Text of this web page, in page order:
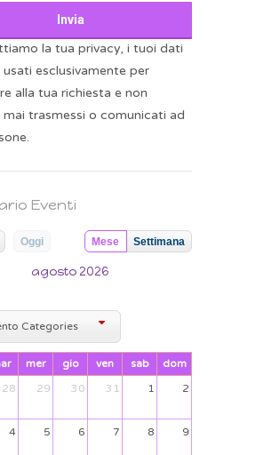
la tua privacy, i tuoi dati
usati esclusivamente per
alla tua richiesta e non
mai trasmessi o comunicati ad
Eventi
Oggi Mese Settimana
agosto 2026
Categories
mer gio ven sab
dom
28 29 30 31 1 2
4 5 6 7 8 9